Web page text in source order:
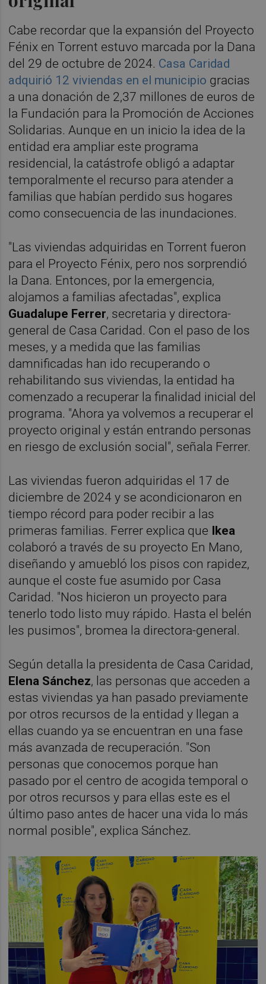
Cabe recordar que la expansión del Proyecto
Fénix en Torrent estuvo marcada por la Dana
del 29 de octubre de 2024. Casa Caridad
adquirió 12 viviendas en el municipio gracias
a una donación de 2,37 millones de euros de
la Fundación para la Promoción de Acciones
Solidarias. Aunque en un inicio la idea de la
entidad era ampliar este programa
residencial, la catástrofe obligó a adaptar
temporalmente el recurso para atender a
familias que habían perdido sus hogares
como consecuencia de las inundaciones.
"Las viviendas adquiridas en Torrent fueron
para el Proyecto Fénix, pero nos sorprendió
la Dana. Entonces, por la emergencia,
alojamos a familias afectadas", explica
Guadalupe Ferrer, secretaria y directora-
general de Casa Caridad. Con el paso de los
meses, y a medida que las familias
damnificadas han ido recuperando o
rehabilitando sus viviendas, la entidad ha
comenzado a recuperar la finalidad inicial del
programa. "Ahora ya volvemos a recuperar el
proyecto original y están entrando personas
en riesgo de exclusión social", señala Ferrer.
Las viviendas fueron adquiridas el 17 de
diciembre de 2024 y se acondicionaron en
tiempo récord para poder recibir a las
primeras familias. Ferrer explica que Ikea
colaboró a través de su proyecto En Mano,
diseñando y amuebló los pisos con rapidez,
aunque el coste fue asumido por Casa
Caridad. "Nos hicieron un proyecto para
tenerlo todo listo muy rápido. Hasta el belén
les pusimos", bromea la directora-general.
Según detalla la presidenta de Casa Caridad,
Elena Sánchez, las personas que acceden a
estas viviendas ya han pasado previamente
por otros recursos de la entidad y llegan a
ellas cuando ya se encuentran en una fase
más avanzada de recuperación. "Son
personas que conocemos porque han
pasado por el centro de acogida temporal o
por otros recursos y para ellas este es el
último paso antes de hacer una vida lo más
normal posible", explica Sánchez.